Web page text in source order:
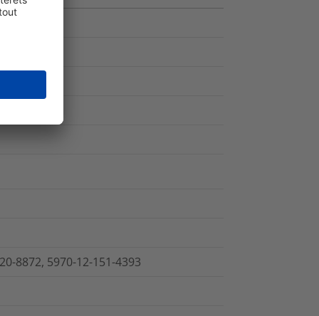
8872, 5970-12-151-4393